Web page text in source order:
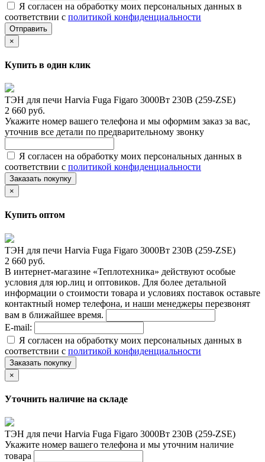
Я согласен на обработку моих персональных данных в
соответствии с политикой конфиденциальности
Отправить
×
Купить в один клик
ТЭН для печи Harvia Fuga Figaro 3000Вт 230В (259-ZSE)
2 660 руб.
Укажите номер вашего телефона и мы оформим заказ за вас,
уточнив все детали по предварительному звонку
Я согласен на обработку моих персональных данных в
соответствии с политикой конфиденциальности
Заказать покупку
×
Купить оптом
ТЭН для печи Harvia Fuga Figaro 3000Вт 230В (259-ZSE)
2 660 руб.
В интернет-магазине «Теплотехника» действуют особые
условия для юр.лиц и оптовиков. Для более детальной
информации о стоимости товара и условиях поставок оставьте
контактный номер телефона, и наши менеджеры перезвонят
вам в ближайшее время.
E-mail:
Я согласен на обработку моих персональных данных в
соответствии с политикой конфиденциальности
Заказать покупку
×
Уточнить наличие на складе
ТЭН для печи Harvia Fuga Figaro 3000Вт 230В (259-ZSE)
Укажите номер вашего телефона и мы уточним наличие
товара